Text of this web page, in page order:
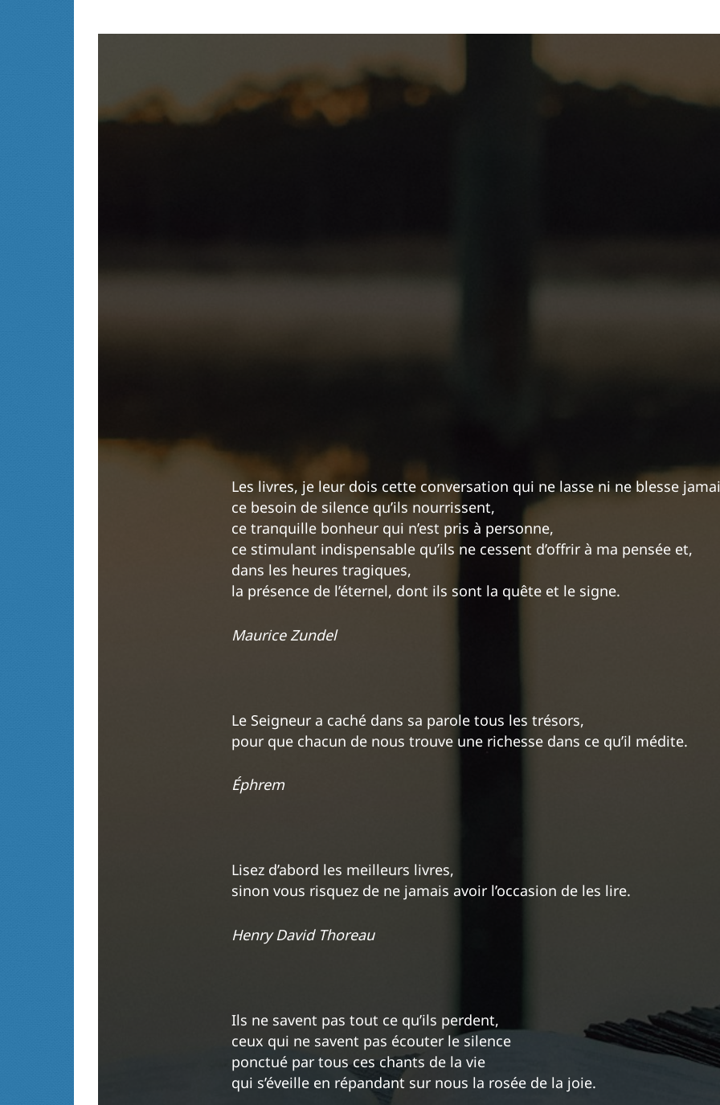
Les livres, je leur dois cette conversation qui ne lasse ni ne blesse
ce besoin de silence qu’ils nourrissent,
ce tranquille bonheur qui n’est pris à personne,
ce stimulant indispensable qu’ils ne cessent d’offrir à ma pensée et,
dans les heures tragiques,
la présence de l’éternel, dont ils sont la quête et le signe.
Maurice Zundel
Le Seigneur a caché dans sa parole tous les trésors,
pour que chacun de nous trouve une richesse dans ce qu’il médite.
Éphrem
Lisez d’abord les meilleurs livres,
sinon vous risquez de ne jamais avoir l’occasion de les lire.
Henry David Thoreau
Ils ne savent pas tout ce qu’ils perdent,
ceux qui ne savent pas écouter le silence
ponctué par tous ces chants de la vie
qui s’éveille en répandant sur nous la rosée de la joie.